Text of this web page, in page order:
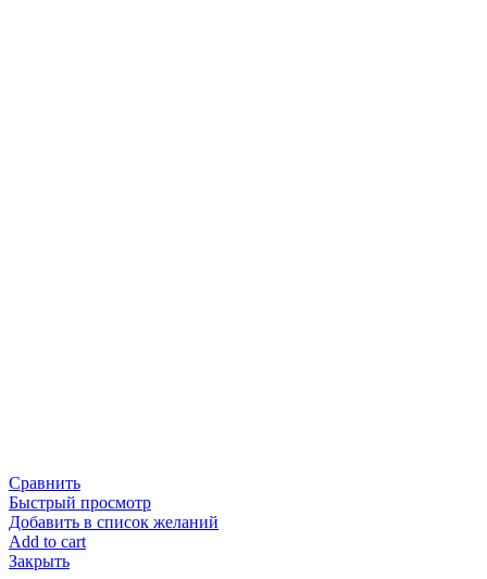
Сравнить
Быстрый просмотр
Добавить в список желаний
Add to cart
Закрыть